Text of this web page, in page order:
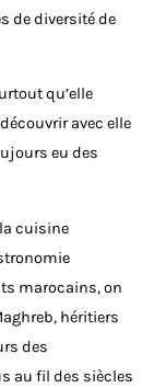
de diversité de
qu’elle
avec elle
eu des
cuisine
marocains, on
héritiers
des
au fil des siècles